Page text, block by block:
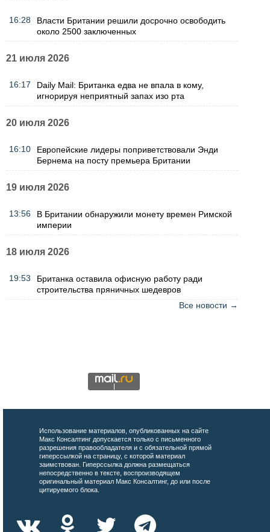
16:28
Власти Британии решили досрочно освободить
около 2500 заключенных
21 июля 2026
16:17
Daily Mail: Британка едва не впала в кому,
игнорируя неприятный запах изо рта
20 июля 2026
16:10
Европейские лидеры поприветствовали Энди
Бернема на посту премьера Британии
19 июля 2026
13:56
В Британии обнаружили монету времен Римской
империи
18 июля 2026
19:53
Британка оставила офисную работу ради
строительства пряничных шедевров
Все новости →
Использование материалов, опубликованных на сайте
Макс Консалтинг допускается только с письменного
разрешения правообладателя и с обязательной прямой
гиперссылкой на страницу, с которой материал
заимствован. Гиперссылка должна размещаться
непосредственно в тексте, воспроизводящем
оригинальный материал Макс Консалтинг, до или после
цитируемого блока.